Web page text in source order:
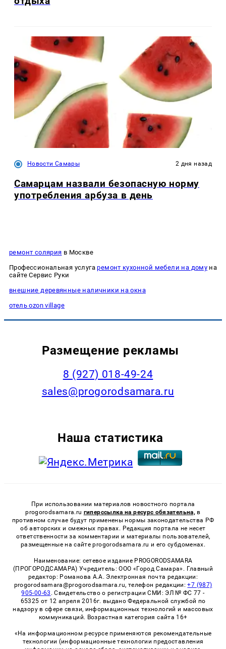
Новости Самары 2 дня назад
Самарцам назвали безопасную норму
употребления арбуза в день
ремонт солярия в Москве
Профессиональная услугаремонт кухонной мебели на дому на
сайте Сервис Руки
внешние деревянные наличники на окна
отель ozon village
Размещение рекламы
8 (927) 018-49-24
sales@progorodsamara.ru
Наша статистика
При использовании материалов новостного портала
progorodsamara.ru гиперссылка на ресурс обязательна, в
противном случае будут применены нормы законодательства РФ
об авторских и смежных правах. Редакция портала не несет
ответственности за комментарии и материалы пользователей,
размещенные на сайте progorodsamara.ru и его субдоменах.
Наименование: сетевое издание PROGORODSAMARA
(ПРОГОРОДСАМАРА) Учредитель: ООО «Город Самара». Главный
редактор: Романова А.А. Электронная почта редакции:
progorodsamara@progorodsamara.ru, телефон редакции:+7 (987)
905-00-63 . Свидетельство о регистрации СМИ: ЭЛ № ФС 77 -
65325 от 12 апреля 2016г. выдано Федеральной службой по
надзору в сфере связи, информационных технологий и массовых
коммуникаций. Возрастная категория сайта 16+
«На информационном ресурсе применяются рекомендательные
технологии (информационные технологии предоставления